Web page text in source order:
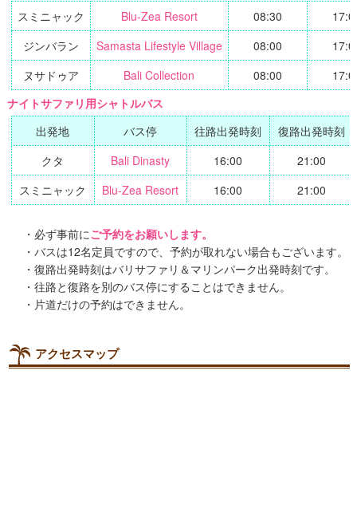
スミニャック
Blu-Zea Resort 08:30
ジンバラン
Samasta Lifestyle Village 08:00
ヌサドゥア
Bali Collection 08:00
ナイトサファリ用シャトルバス
出発地
バス停 往路出発時刻
復路出発時刻
クタ
Bali Dinasty 16:00
21:00
スミニャック
Blu-Zea Resort 16:00 21:00
必ず事前にご予約をお願いします。
バスは12名定員ですので、予約が取れない場合もございます。
復路出発時刻はバリサファリ＆マリンパーク出発時刻です。
往路と復路を別のバス停にすることはできません。
片道だけの予約はできません。
アクセスマップ